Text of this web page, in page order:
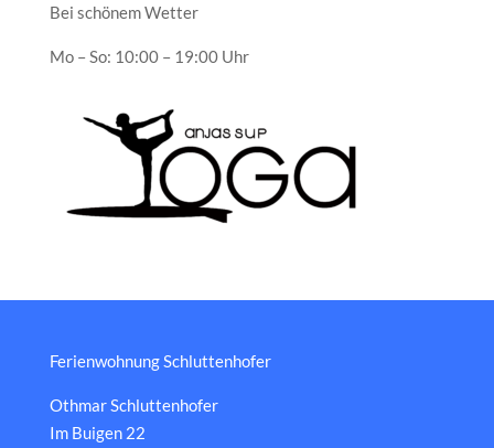
Bei schönem Wetter
Mo – So: 10:00 – 19:00 Uhr
Ferienwohnung Schluttenhofer
Othmar Schluttenhofer
Im Buigen 22